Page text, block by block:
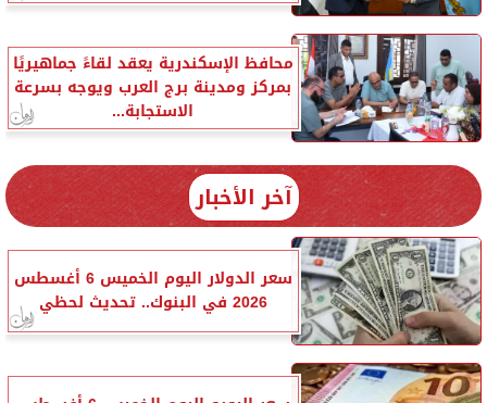
محافظ الإسكندرية يعقد لقاءً جماهيريًا
بمركز ومدينة برج العرب ويوجه بسرعة
الاستجابة...
آخر الأخبار
سعر الدولار اليوم الخميس 6 أغسطس
2026 في البنوك.. تحديث لحظي